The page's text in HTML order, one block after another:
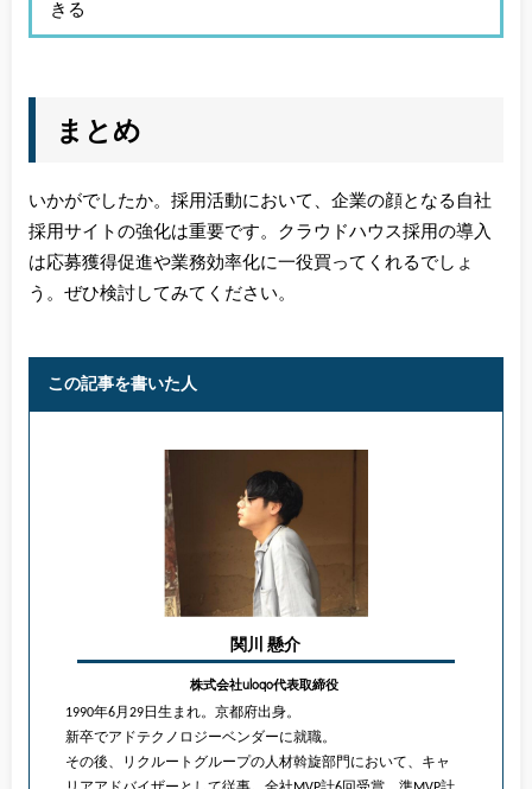
きる
まとめ
いかがでしたか。採用活動において、企業の顔となる自社
採用サイトの強化は重要です。クラウドハウス採用の導入
は応募獲得促進や業務効率化に一役買ってくれるでしょ
う。ぜひ検討してみてください。
この記事を書いた人
関川 懸介
株式会社uloqo代表取締役
1990年6月29日生まれ。京都府出身。
新卒でアドテクノロジーベンダーに就職。
その後、リクルートグループの人材斡旋部門において、キャ